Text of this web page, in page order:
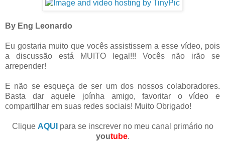
By Eng Leonardo
Eu gostaria muito que vocês assistissem a esse vídeo, pois
a discussão está MUITO legal!!! Vocês não irão se
arrepender!
E não se esqueça de ser um dos nossos colaboradores.
Basta dar aquele joínha amigo, favoritar o vídeo e
compartilhar em suas redes sociais! Muito Obrigado!
Clique AQUI para se inscrever no meu canal primário no
youtube.